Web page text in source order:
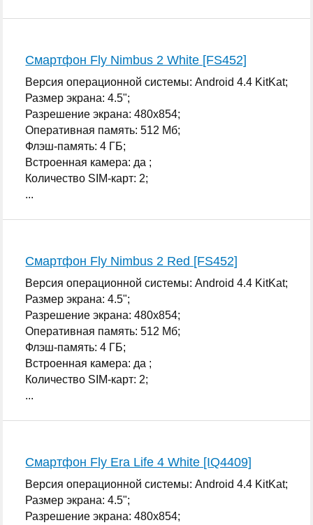
Смартфон Fly Nimbus 2 White [FS452]
Версия операционной системы: Android 4.4 KitKat;
Размер экрана: 4.5";
Разрешение экрана: 480x854;
Оперативная память: 512 Мб;
Флэш-память: 4 ГБ;
Встроенная камера: да ;
Количество SIM-карт: 2;
...
Смартфон Fly Nimbus 2 Red [FS452]
Версия операционной системы: Android 4.4 KitKat;
Размер экрана: 4.5";
Разрешение экрана: 480x854;
Оперативная память: 512 Мб;
Флэш-память: 4 ГБ;
Встроенная камера: да ;
Количество SIM-карт: 2;
...
Смартфон Fly Era Life 4 White [IQ4409]
Версия операционной системы: Android 4.4 KitKat;
Размер экрана: 4.5";
Разрешение экрана: 480x854;